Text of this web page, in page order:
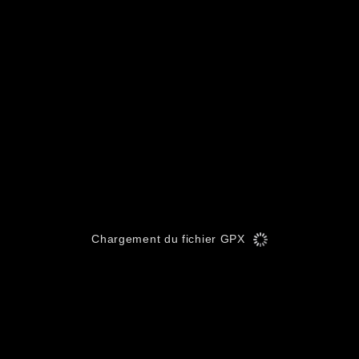
Chargement du fichier GPX